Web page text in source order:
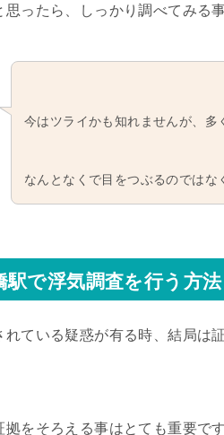
思ったら、しっかり調べてみる
今はツライかも知れませんが、多
なんとなくで目をつぶるのではな
駅で浮気調査を行う方法
れている疑惑が有る時、結局は
をそろえる事はとても重要です